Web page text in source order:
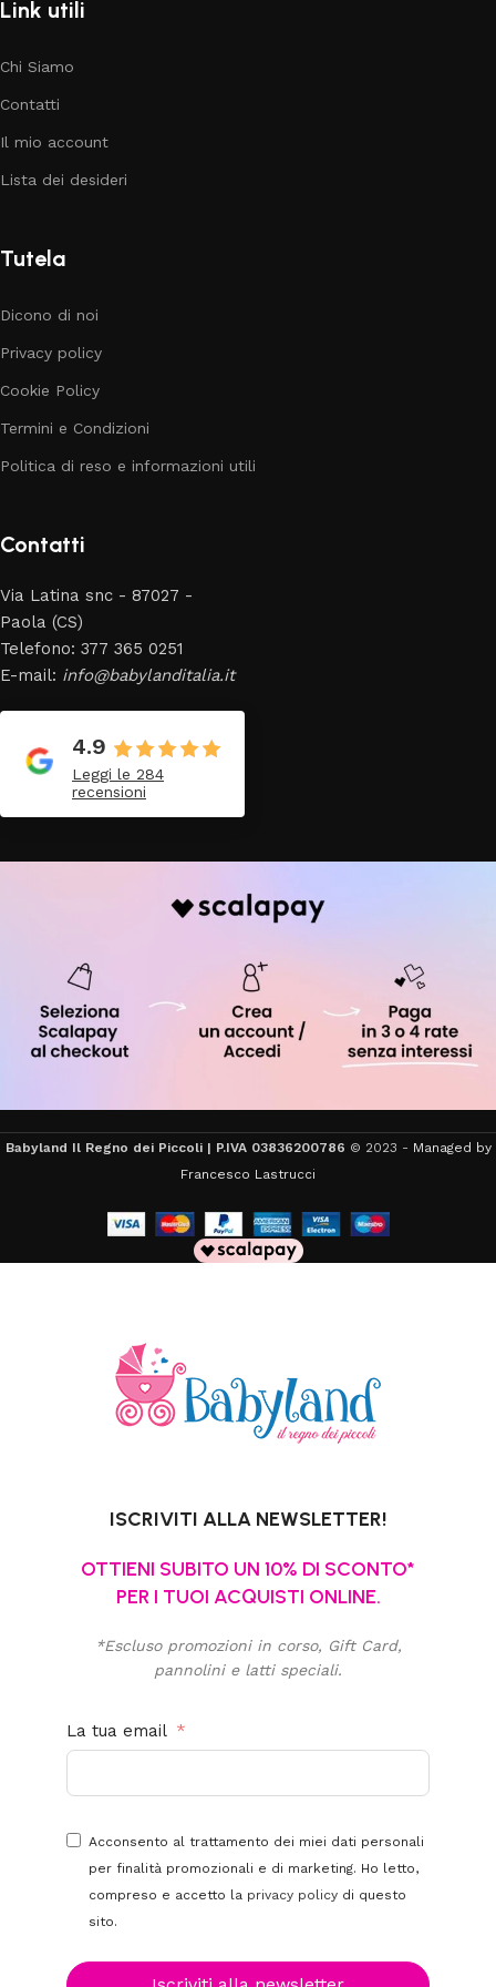
Link utili
Chi Siamo
Contatti
Il mio account
Lista dei desideri
Tutela
Dicono di noi
Privacy policy
Cookie Policy
Termini e Condizioni
Politica di reso e informazioni utili
Contatti
Via Latina snc - 87027 -
Paola (CS)
Telefono: 377 365 0251
E-mail: info@babylanditalia.it
4.9
Leggi le 284
recensioni
Babyland Il Regno dei Piccoli | P.IVA 03836200786 © 2023 - Managed by
Francesco Lastrucci
ISCRIVITI ALLA NEWSLETTER!
OTTIENI SUBITO UN 10% DI SCONTO*
PER I TUOI ACQUISTI ONLINE.
*Escluso promozioni in corso, Gift Card,
pannolini e latti speciali.
La tua email
Acconsento al trattamento dei miei dati personali
per finalità promozionali e di marketing. Ho letto,
compreso e accetto la privacy policy di questo
sito.